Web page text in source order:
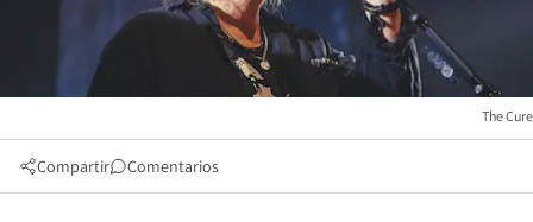
The Cure
Compartir Comentarios